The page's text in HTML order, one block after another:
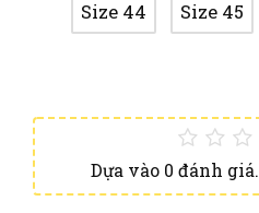
Dựa vào 0 đánh giá.
Size 44 Size 45